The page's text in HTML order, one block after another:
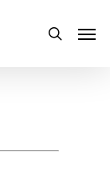
search